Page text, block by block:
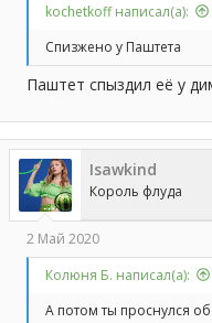
kochetkoff написал(а):
Спизжено у Паштета
Паштет спыздил её у
Isawkind
Король флуда
2 Май 2020
Колюня Б. написал(а):
А потом ты проснулся